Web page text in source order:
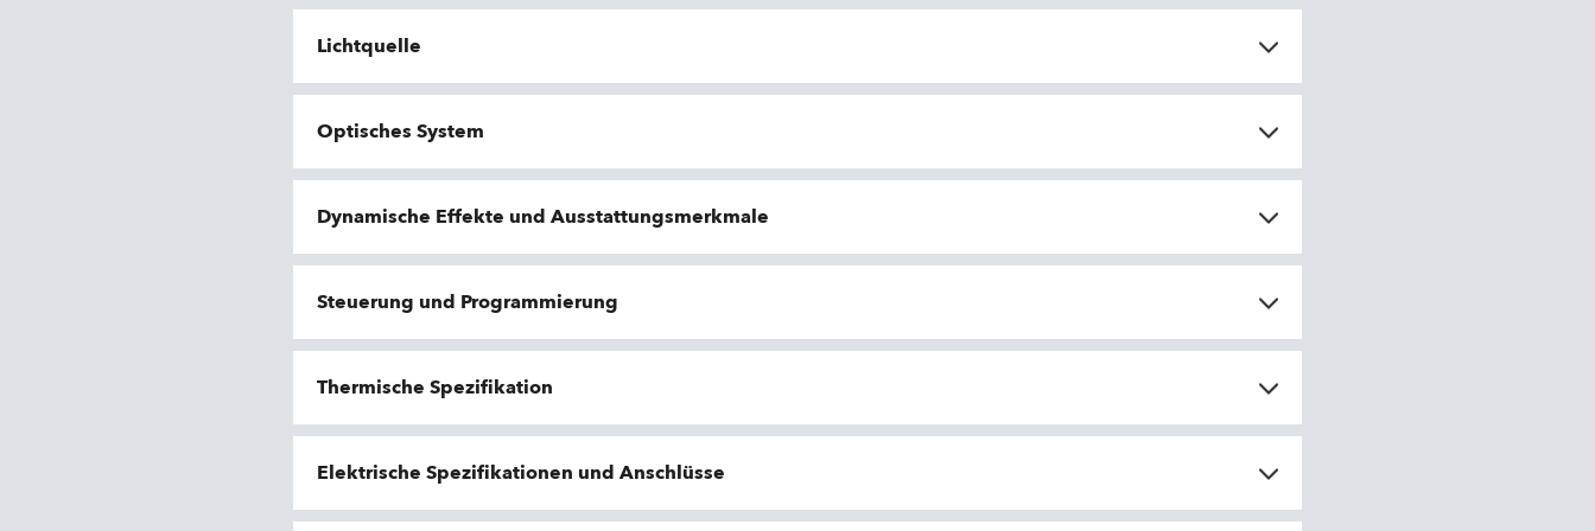
Lichtquelle
Optisches System
Dynamische Effekte und Ausstattungsmerkmale
Steuerung und Programmierung
Thermische Spezifikation
Elektrische Spezifikationen und Anschlüsse